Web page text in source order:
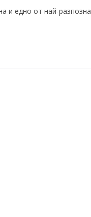
и едно от най-